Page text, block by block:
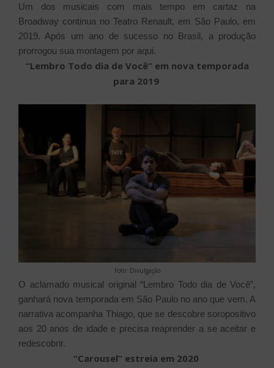
Um dos musicais com mais tempo em cartaz na
Broadway continua no Teatro Renault, em São Paulo, em
2019. Após um ano de sucesso no Brasil, a produção
prorrogou sua montagem por aqui.
“Lembro Todo dia de Você” em nova temporada
para 2019
Foto: Divulgação
O aclamado musical original “Lembro Todo dia de Você”,
ganhará nova temporada em São Paulo no ano que vem. A
narrativa acompanha Thiago, que se descobre soropositivo
aos 20 anos de idade e precisa reaprender a se aceitar e
redescobrir.
“Carousel” estreia em 2020